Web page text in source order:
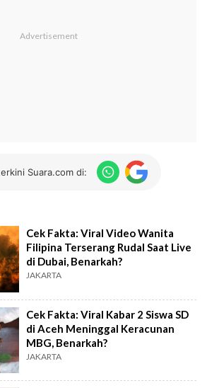
Suara.com di:
Cek Fakta: Viral Video Wanita
Filipina Terserang Rudal Saat Live
di Dubai, Benarkah?
JAKARTA
Cek Fakta: Viral Kabar 2 Siswa SD
di Aceh Meninggal Keracunan
MBG, Benarkah?
JAKARTA